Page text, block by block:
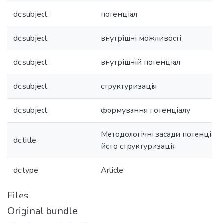
dc.subject потенціал
dc.subject внутрішні можливості
dc.subject внутрішній потенціал
dc.subject структуризація
dc.subject формування потенціалу
dc.title
Методологічні засади
його структуризація
dc.type Article
Files
Original bundle